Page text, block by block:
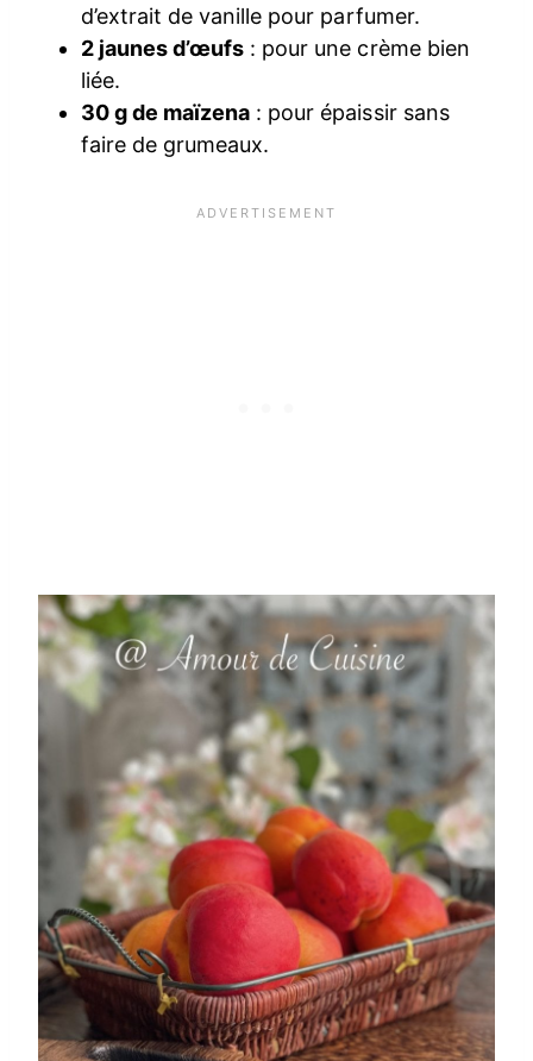
d’extrait de vanille pour parfumer.
2 jaunes d’œufs : pour une crème bien
liée.
30 g de maïzena : pour épaissir sans
faire de grumeaux.